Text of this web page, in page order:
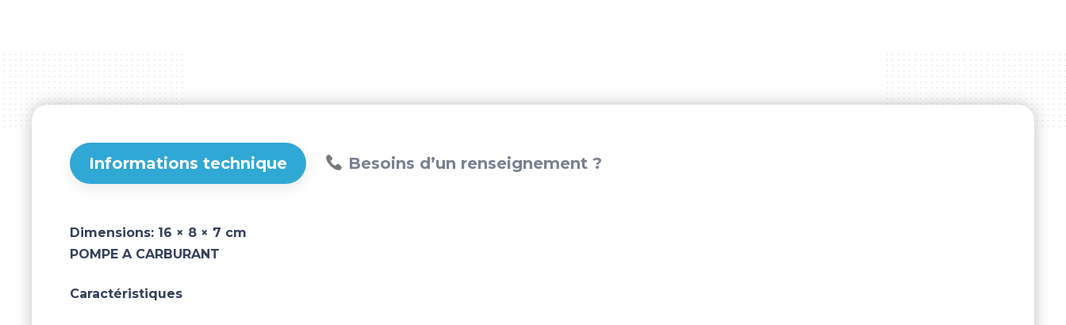
Informations technique Besoins d’un renseignement ?
Dimensions: 16 × 8 × 7 cm
POMPE A CARBURANT
Caractéristiques